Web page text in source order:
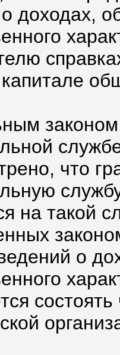
доходах,
что
на такой
о